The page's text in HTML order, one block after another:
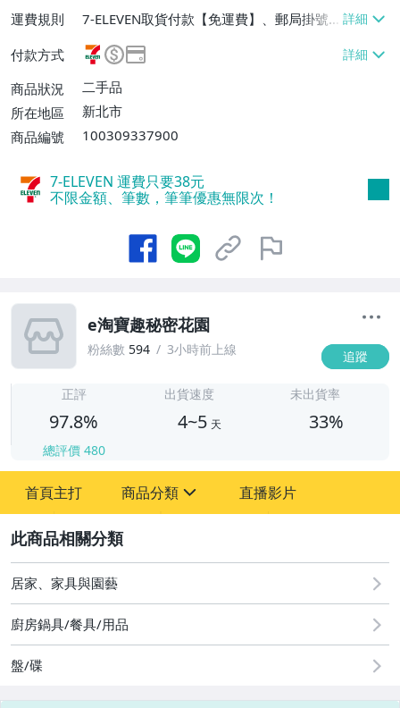
運費規則
7-ELEVEN取貨付款【免運費】、郵局掛號
【免運費】、面交/自取/不寄送【免運
費】、離島配送【免運費】
付款方式
商品狀況
二手品
所在地區
新北市
商品編號
100309337900
7-ELEVEN 運費只要38元
不限金額、筆數，筆筆優惠無限次！
e淘寶趣秘密花園
粉絲數 594 3小時前上線 追蹤
正評
97.8%
總評價 480
出貨速度
4~5 天
未出貨率
33%
首頁主打 商品分類
古董、藝術與礦石
手機、配件與通訊
直播影片
居家、家具與園藝
廚房鍋具/餐具/用品
盤/碟